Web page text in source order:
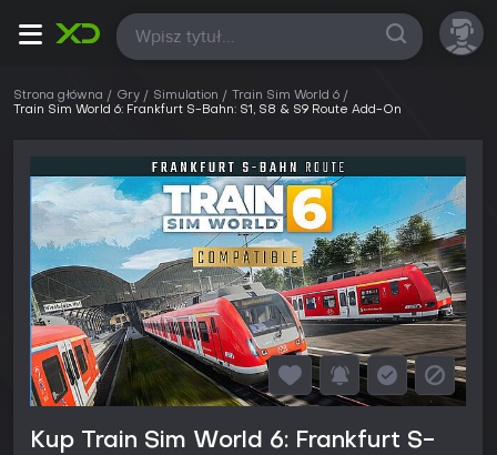
Wszystkie
Strona główna Gry Simulation
Train Sim World 6
Train Sim World 6: Frankfurt S-Bahn: S1, S8 & S9 Route Add-On
Kup Train Sim World 6: Frankfurt S-